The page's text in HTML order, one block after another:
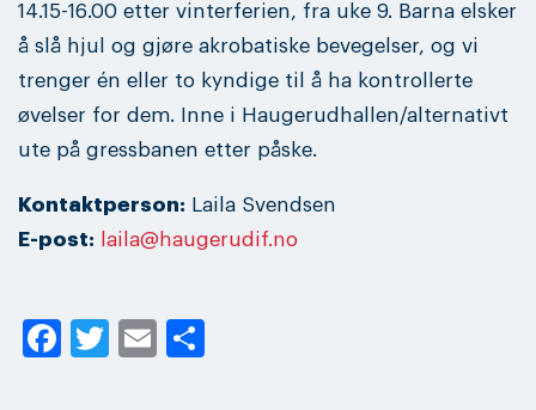
14.15-16.00 etter vinterferien, fra uke 9. Barna elsker
å slå hjul og gjøre akrobatiske bevegelser, og vi
trenger én eller to kyndige til å ha kontrollerte
øvelser for dem. Inne i Haugerudhallen/alternativt
ute på gressbanen etter påske.
Kontaktperson: Laila Svendsen
E-post:
laila@haugerudif.no
Facebook
Twitter
Email